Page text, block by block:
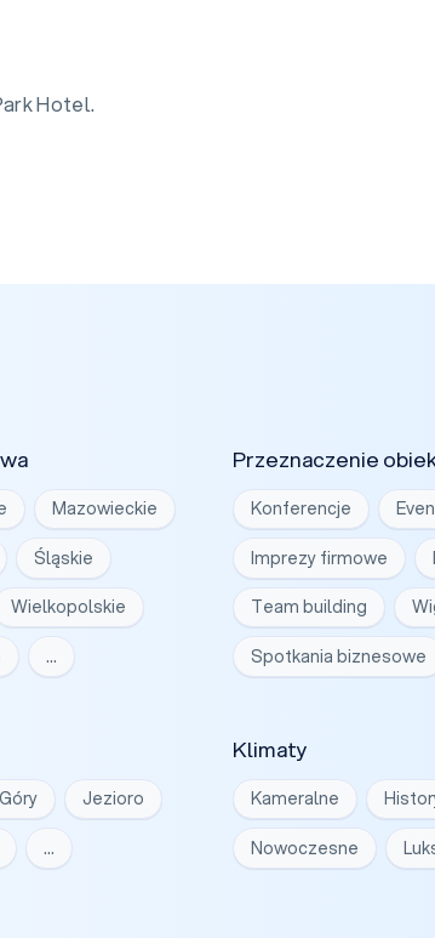
Hotel.
Mazowieckie
Śląskie
Wielkopolskie
…
Góry Jezioro
…
Klimaty
Kameralne
Nowoczesne
Przeznaczenie
Konferencje
Imprezy firmowe
Team building
Spotkania biznesowe